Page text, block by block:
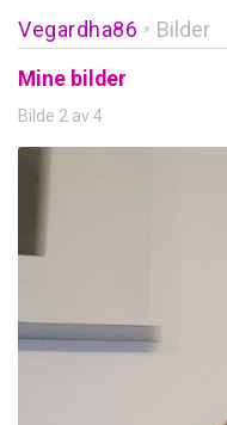
Vegardha86 » Bilder
Mine bilder
Bilde 2 av 4